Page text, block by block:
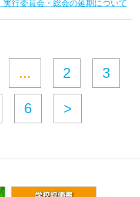
行委員会・総会の延期について
... 2 3
6 >